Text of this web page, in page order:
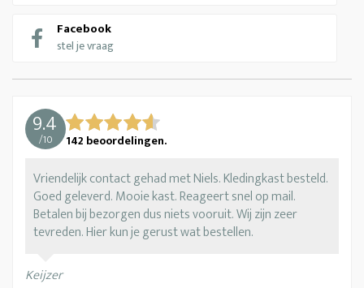
Facebook
stel je vraag
9.4
/10 142 beoordelingen.
Vriendelijk contact gehad met Niels. Kledingkast besteld.
Goed geleverd. Mooie kast. Reageert snel op mail.
Betalen bij bezorgen dus niets vooruit. Wij zijn zeer
tevreden. Hier kun je gerust wat bestellen.
Keijzer